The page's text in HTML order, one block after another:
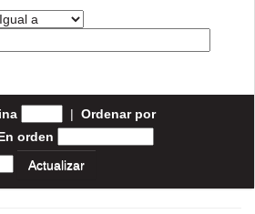
| Ordenar por
orden